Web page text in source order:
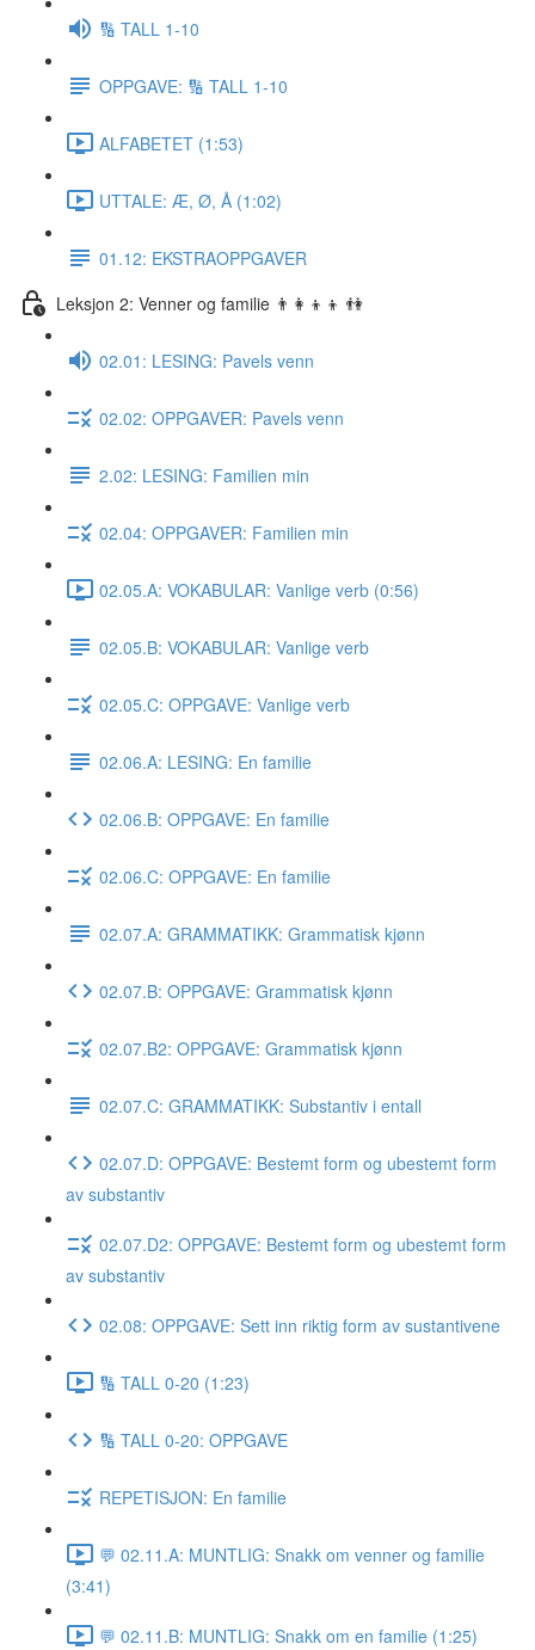
🔢 TALL 1-10
OPPGAVE: 🔢 TALL 1-10
ALFABETET (1:53)
UTTALE: Æ, Ø, Å (1:02)
01.12: EKSTRAOPPGAVER
Leksjon 2: Venner og familie 👨‍👩‍👦‍👦 👫
02.01: LESING: Pavels venn
02.02: OPPGAVER: Pavels venn
2.02: LESING: Familien min
02.04: OPPGAVER: Familien min
02.05.A: VOKABULAR: Vanlige verb (0:56)
02.05.B: VOKABULAR: Vanlige verb
02.05.C: OPPGAVE: Vanlige verb
02.06.A: LESING: En familie
02.06.B: OPPGAVE: En familie
02.06.C: OPPGAVE: En familie
02.07.A: GRAMMATIKK: Grammatisk kjønn
02.07.B: OPPGAVE: Grammatisk kjønn
02.07.B2: OPPGAVE: Grammatisk kjønn
02.07.C: GRAMMATIKK: Substantiv i entall
02.07.D: OPPGAVE: Bestemt form og ubestemt form
av substantiv
02.07.D2: OPPGAVE: Bestemt form og ubestemt form
av substantiv
02.08: OPPGAVE: Sett inn riktig form av sustantivene
🔢 TALL 0-20 (1:23)
🔢 TALL 0-20: OPPGAVE
REPETISJON: En familie
💬 02.11.A: MUNTLIG: Snakk om venner og familie
(3:41)
💬 02.11.B: MUNTLIG: Snakk om en familie (1:25)